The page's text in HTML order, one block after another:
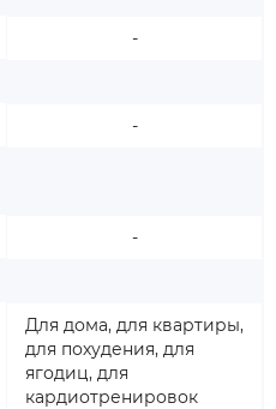
-
-
-
Для дома, для квартиры,
для похудения, для
ягодиц, для
кардиотренировок